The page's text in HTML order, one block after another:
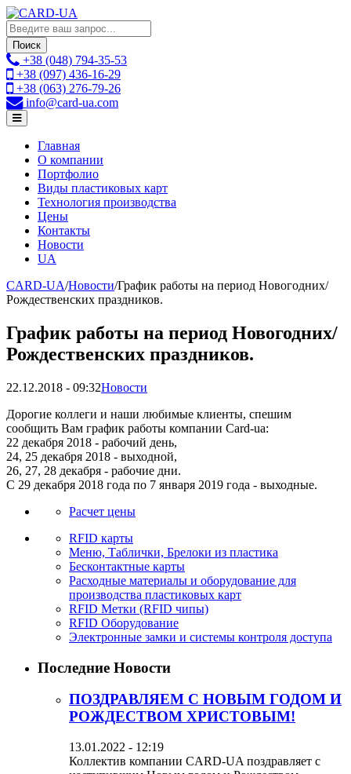
Поиск
+38 (048) 794-35-53
+38 (097) 436-16-29
+38 (063) 276-79-26
info@card-ua.com
Главная
О компании
Портфолио
Виды пластиковых карт
Технология производства
Цены
Контакты
Новости
UA
CARD-UA/Новости/График работы на период Новогодних/
Рождественских праздников.
График работы на период Новогодних/
Рождественских праздников.
22.12.2018 - 09:32Новости
Дорогие коллеги и наши любимые клиенты, спешим
сообщить Вам график работы компании Card-ua:
22 декабря 2018 - рабочий день,
24, 25 декабря 2018 - выходной,
26, 27, 28 декабря - рабочие дни.
С 29 декабря 2018 года по 7 января 2019 года - выходные.
Расчет цены
RFID карты
Меню, Таблички, Брелоки из пластика
Бесконтактные карты
Расходные материалы и оборудование для
производства пластиковых карт
RFID Метки (RFID чипы)
RFID Оборудование
Электронные замки и системы контроля доступа
Последние Новости
ПОЗДРАВЛЯЕМ С НОВЫМ ГОДОМ И
РОЖДЕСТВОМ ХРИСТОВЫМ!
13.01.2022 - 12:19
Коллектив компании CARD-UA поздравляет с